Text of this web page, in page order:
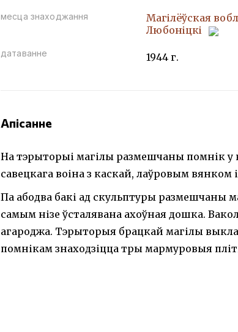
месца знаходжання
Магілёўская
Любоніцкі
датаванне 1944 г.
Апісанне
На тэрыторыі магілы размешчаны помнік у
савецкага воіна з каскай, лаўровым вянком
Па абодва бакі ад скульптуры размешчаны
самым нізе ўсталявана ахоўная дошка.
агароджа. Тэрыторыя брацкай магілы
помнікам знаходзіцца тры мармуровыя